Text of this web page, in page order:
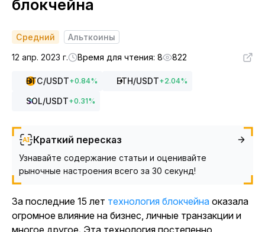
блокчейна
Средний
Альткоины
12 апр. 2023 г.
Время для чтения: 8 822
BTC/USDT+0.84% ETH/USDT+2.04%
SOL/USDT+0.31%
Краткий пересказ
Узнавайте содержание статьи и оценивайте
рыночные настроения всего за 30 секунд!
За последние 15 лет технология блокчейна оказала
огромное влияние на бизнес, личные транзакции и
многое другое. Эта технология постепенно